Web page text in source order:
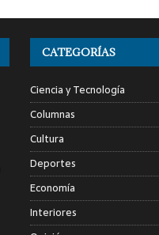
CATEGORÍAS
Ciencia y Tecnología
Columnas
Cultura
Deportes
Economía
Interiores